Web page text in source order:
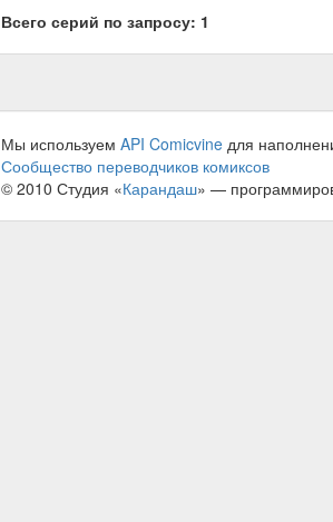
Всего серий по запросу: 1
Мы используем API Comicvine для
Сообщество переводчиков комиксов
© 2010 Студия «Карандаш» —